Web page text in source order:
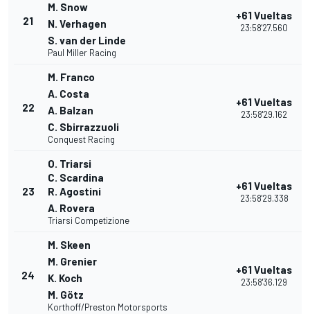
21
M. Snow
N. Verhagen
S. van der Linde
Paul Miller Racing
+61 Vueltas
23:58'27.560
22
M. Franco
A. Costa
A. Balzan
C. Sbirrazzuoli
Conquest Racing
+61 Vueltas
23:58'29.162
23
O. Triarsi
C. Scardina
R. Agostini
A. Rovera
Triarsi Competizione
+61 Vueltas
23:58'29.338
24
M. Skeen
M. Grenier
K. Koch
M. Götz
Korthoff/Preston Motorsports
+61 Vueltas
23:58'36.129